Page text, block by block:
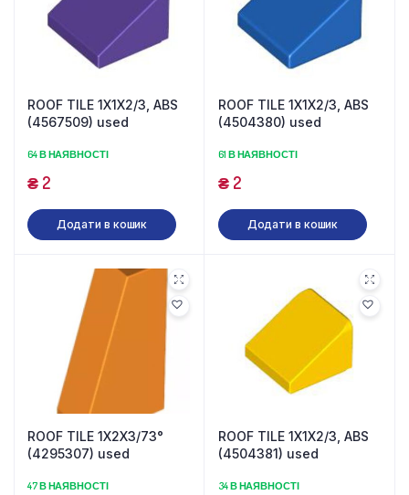
ROOF TILE 1X1X2/3, ABS
(4567509) used
64 В НАЯВНОСТІ
₴2
Додати в кошик
ROOF TILE 1X1X2/3, ABS
(4504380) used
61 В НАЯВНОСТІ
₴2
Додати в кошик
ROOF TILE 1X2X3/73°
(4295307) used
47 В НАЯВНОСТІ
ROOF TILE 1X1X2/3, ABS
(4504381) used
34 В НАЯВНОСТІ